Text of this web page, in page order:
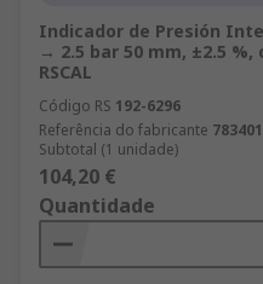
Indicador de Presión
→ 2.5 bar 50 mm, ±2.5
RSCAL
Código RS 192-6296
Referência do fabricante
Subtotal (1 unidade)
104,20 €
Quantidade